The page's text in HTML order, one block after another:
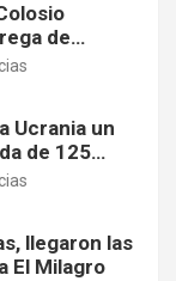
de
Ucrania un
de 125
llegaron las
El Milagro